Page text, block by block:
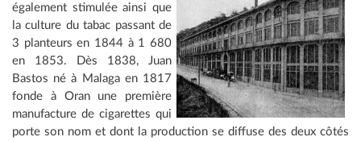
également stimulée ainsi que
la culture du tabac passant de
3 planteurs en 1844 à 1 680
en 1853. Dès 1838, Juan
Bastos né à Malaga en 1817
fonde à Oran une première
manufacture de cigarettes qui
porte son nom et dont la production se diffuse des deux côtés